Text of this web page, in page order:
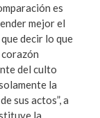
es
mejor el
decir lo que
del culto
la
sus actos”, a
la